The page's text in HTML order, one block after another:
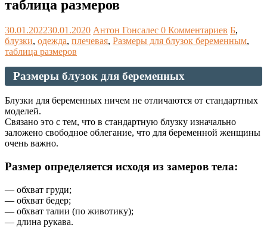
таблица размеров
30.01.202230.01.2020 Антон Гонсалес 0 Комментариев Б,
блузки, одежда, плечевая, Размеры для блузок беременным,
таблица размеров
Размеры блузок для беременных
Блузки для беременных ничем не отличаются от стандартных
моделей.
Связано это с тем, что в стандартную блузку изначально
заложено свободное облегание, что для беременной женщины
очень важно.
Размер определяется исходя из замеров тела:
— обхват груди;
— обхват бедер;
— обхват талии (по животику);
— длина рукава.